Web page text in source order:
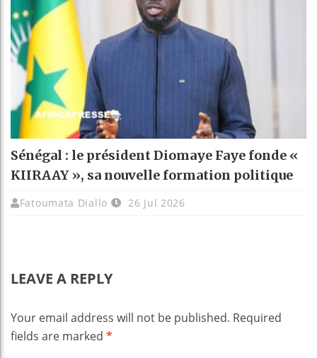
Sénégal : le président Diomaye Faye fonde «
KIIRAAY », sa nouvelle formation politique
Fatoumata Diallo 26 Jul 2026
LEAVE A REPLY
Your email address will not be published. Required
fields are marked *